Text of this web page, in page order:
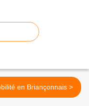
Mobilité en Briançonnais >